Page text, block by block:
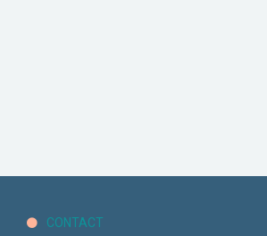
 CONTACT